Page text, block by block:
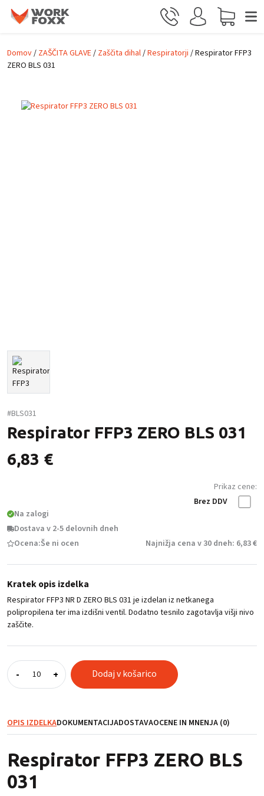
Domov/ ZAŠČITA GLAVE/ Zaščita dihal/Respiratorji / Respirator FFP3
ZERO BLS 031
#BLS031
Respirator FFP3 ZERO BLS 031
6,83 €
Prikaz cene:
Brez DDV
Na zalogi
Dostava v 2-5 delovnih dneh
Ocena:Še ni ocen Najnižja cena v 30 dneh: 6,83 €
Kratek opis izdelka
Respirator FFP3 NR D ZERO BLS 031 je izdelan iz netkanega
polipropilena ter ima izdišni ventil. Dodatno tesnilo zagotavlja višji nivo
zaščite.
Respirator
FFP3
ZERO
količina
+
- Dodaj v košarico
OPIS IZDELKADOKUMENTACIJADOSTAVAOCENE IN MNENJA (0)
Respirator FFP3 ZERO BLS
031